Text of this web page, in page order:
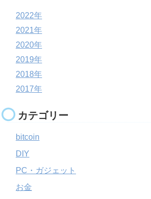
2022年
2021年
2020年
2019年
2018年
2017年
カテゴリー
bitcoin
DIY
PC・ガジェット
お金